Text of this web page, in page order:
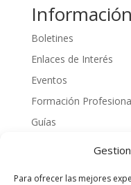
Para ofrecer las mejores
Boletines
Enlaces de Interés
Eventos
Formación
Guías